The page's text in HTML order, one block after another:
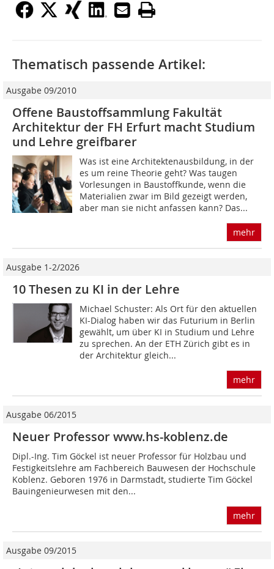
Thematisch passende Artikel:
Ausgabe 09/2010
Offene Baustoffsammlung Fakultät
Architektur der FH Erfurt macht Studium
und Lehre greifbarer
Was ist eine Architektenausbildung, in der
es um reine Theorie geht? Was taugen
Vorlesungen in Baustoffkunde, wenn die
Materialien zwar im Bild gezeigt werden,
aber man sie nicht anfassen kann? Das...
mehr
Ausgabe 1-2/2026
10 Thesen zu KI in der Lehre
Michael Schuster: Als Ort für den aktuellen
KI-Dialog haben wir das Futurium in Berlin
gewählt, um über KI in Studium und Lehre
zu sprechen. An der ETH Zürich gibt es in
der Architektur gleich...
mehr
Ausgabe 06/2015
Neuer Professor www.hs-koblenz.de
Dipl.-Ing. Tim Göckel ist neuer Professor für Holzbau und
Festigkeitslehre am Fachbereich Bauwesen der Hochschule
Koblenz. Geboren 1976 in Darmstadt, studierte Tim Göckel
Bauingenieurwesen mit den...
mehr
Ausgabe 09/2015